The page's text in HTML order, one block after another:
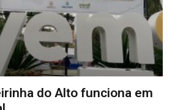
do Alto funciona em